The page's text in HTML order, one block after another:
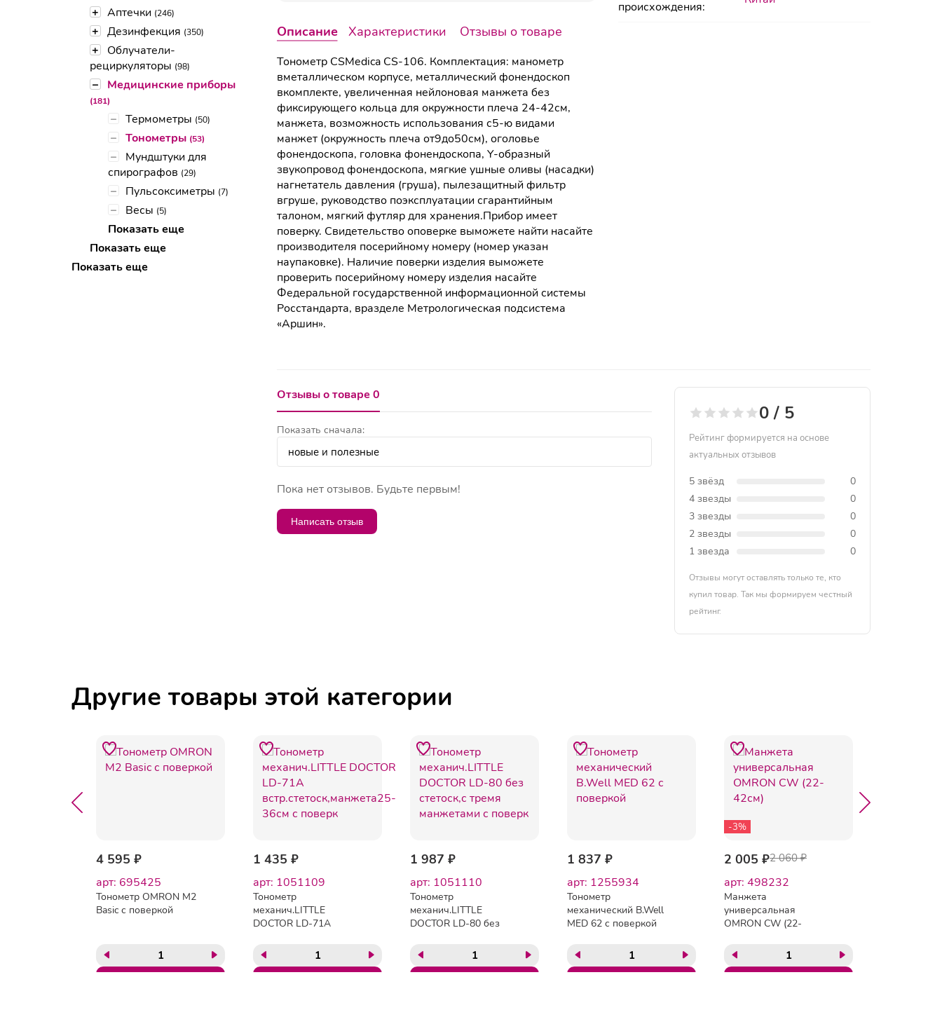
+ Аптечки (246)
+ Дезинфекция (350)
+
Облучатели-
рециркуляторы (98)
– Медицинские приборы
(181)
– Термометры (50)
– Тонометры (53)
–
Мундштуки для
спирографов (29)
– Пульсоксиметры (7)
– Весы (5)
Показать еще
Показать еще
Показать еще
происхождения:
Описание Характеристики Отзывы о товаре
Тонометр CSMedica CS-106. Комплектация: манометр
вметаллическом корпусе, металлический фонендоскоп
вкомплекте, увеличенная нейлоновая манжета без
фиксирующего кольца для окружности плеча 24-42см,
манжета, возможность использования с5-ю видами
манжет (окружность плеча от9до50см), оголовье
фонендоскопа, головка фонендоскопа, Y-образный
звукопровод фонендоскопа, мягкие ушные оливы (насадки)
нагнетатель давления (груша), пылезащитный фильтр
вгруше, руководство поэксплуатации сгарантийным
талоном, мягкий футляр для хранения.Прибор имеет
поверку. Свидетельство оповерке выможете найти насайте
производителя посерийному номеру (номер указан
наупаковке). Наличие поверки изделия выможете
проверить посерийному номеру изделия насайте
Федеральной государственной информационной системы
Росстандарта, вразделе Метрологическая подсистема
«Аршин».
Отзывы о товаре 0
Показать сначала:
Пока нет отзывов. Будьте первым!
Написать отзыв
0 / 5
Рейтинг формируется на основе
актуальных отзывов
5 звёзд
0
4 звезды
0
3 звезды
0
2 звезды
0
1 звезда
0
Отзывы могут оставлять только те, кто
купил товар. Так мы формируем честный
рейтинг.
Другие товары этой категории
4 595 ₽
арт: 695425
Тонометр OMRON M2
Basic с поверкой
1 435 ₽
арт: 1051109
Тонометр
механич.LITTLE
DOCTOR LD-71А
36см с поверк
1 987 ₽
арт: 1051110
Тонометр
механич.LITTLE
DOCTOR LD-80 без
манжетами с поверк
1 837 ₽
арт: 1255934
Тонометр
механический B.Well
MED 62 с поверкой
-3%
2 005 ₽2 060 ₽
арт: 498232
Манжета
универсальная
OMRON CW (22-